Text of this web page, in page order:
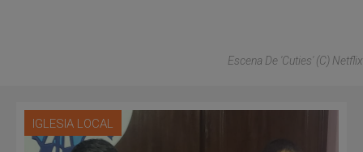
Escena De 'Cuties' (C) Netflix
IGLESIA LOCAL